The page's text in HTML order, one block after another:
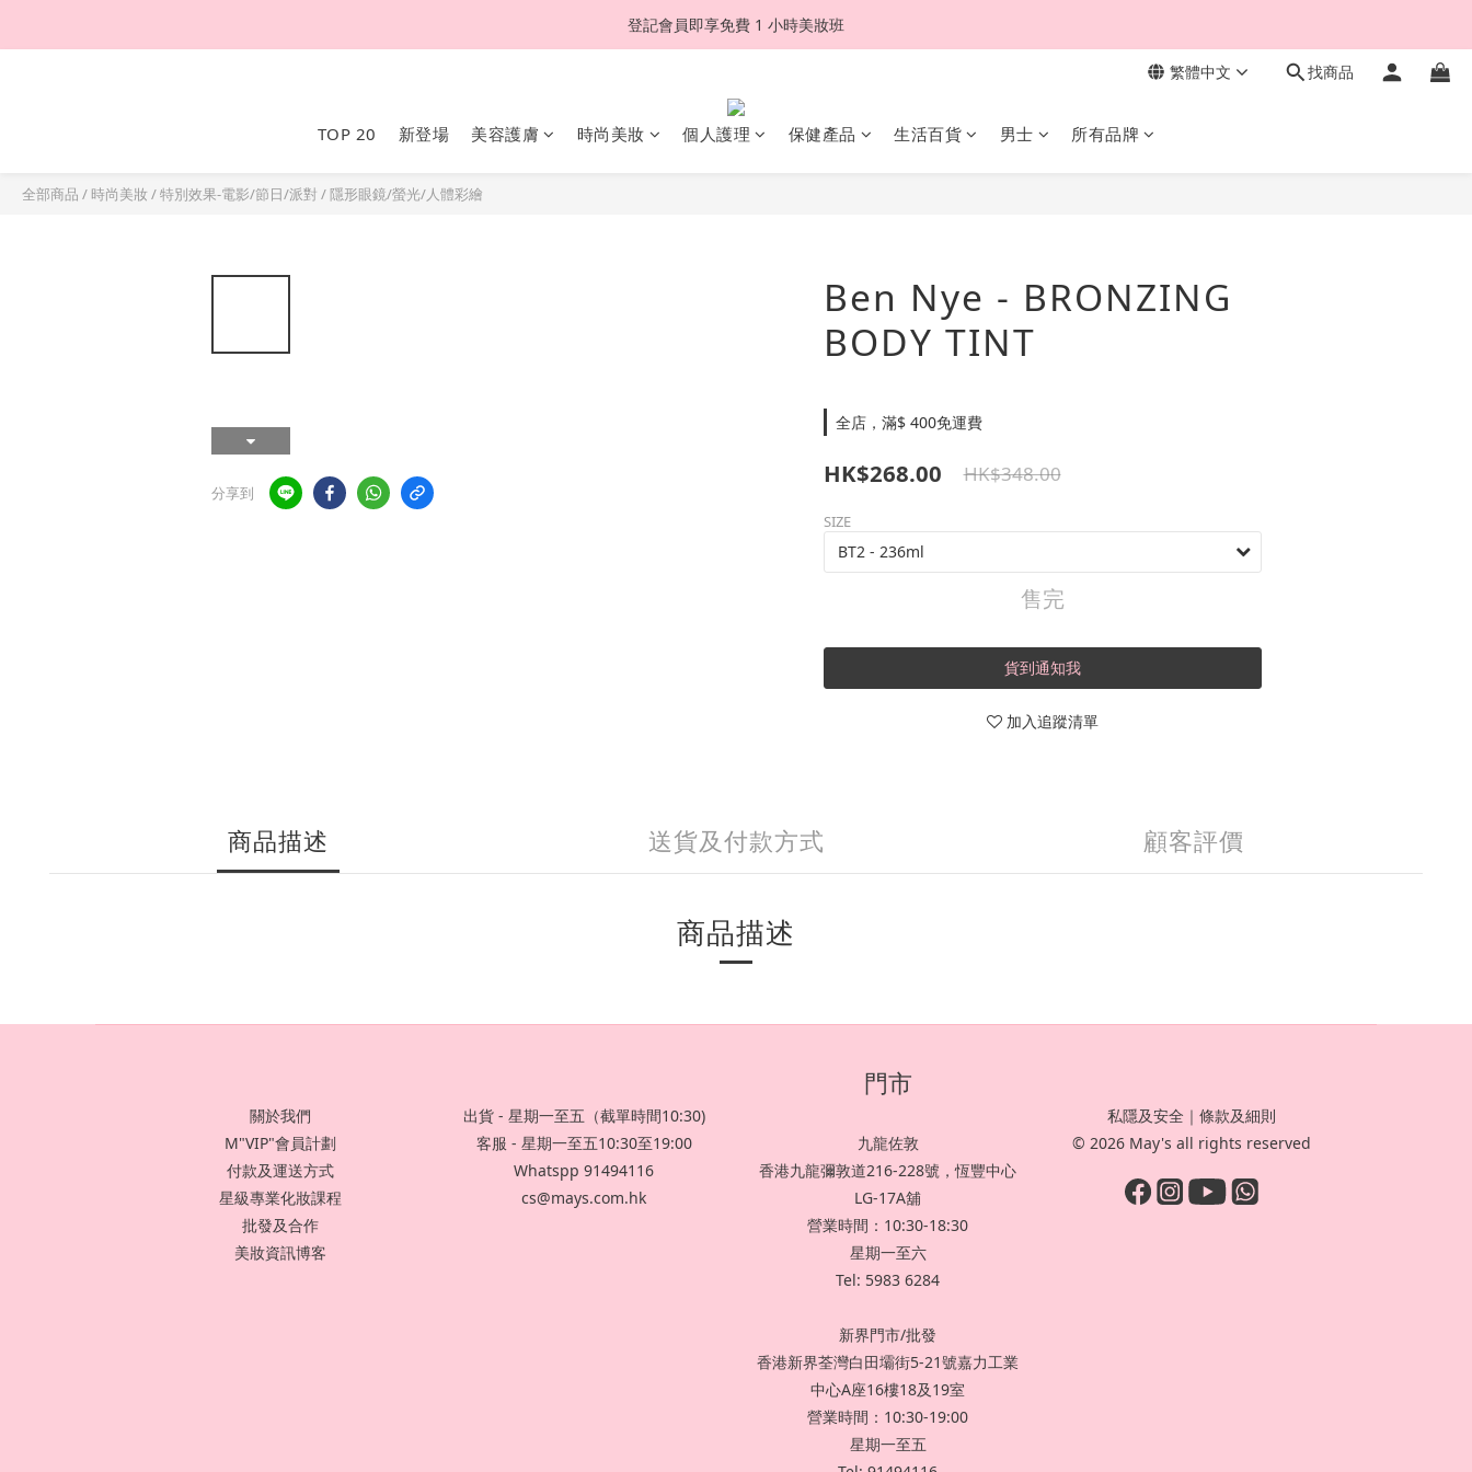
登記會員即享免費 1 小時美妝班
繁體中文 找商品
TOP 20 新登場 美容護膚 時尚美妝 個人護理 保健產品 生活百貨 男士 所有品牌
全部商品 / 時尚美妝/特別效果-電影/節日/派對 /隱形眼鏡/螢光/人體彩繪
分享到
Ben Nye - BRONZING
BODY TINT
全店，滿$ 400免運費
HK$348.00
HK$268.00
SIZE
售完
貨到通知我
加入追蹤清單
商品描述 送貨及付款方式 顧客評價
商品描述
關於我們
M"VIP"會員計劃
付款及運送方式
星級專業化妝課程
批發及合作
美妝資訊博客
出貨 - 星期一至五（截單時間10:30)
客服 - 星期一至五10:30至19:00
Whatspp 91494116
cs@mays.com.hk
門市
九龍佐敦
香港九龍彌敦道216-228號，恆豐中心
LG-17A舖
營業時間：10:30-18:30
星期一至六
Tel: 5983 6284
新界門市/批發
香港新界荃灣白田壩街5-21號嘉力工業
中心A座16樓18及19室
營業時間：10:30-19:00
星期一至五
私隱及安全 ｜條款及細則
© 2026 May's all rights reserved